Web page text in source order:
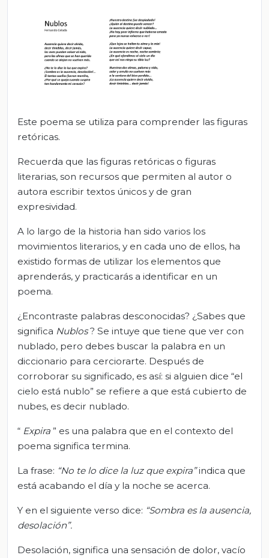
Este poema se utiliza para comprender las figuras
retóricas.
Recuerda que las figuras retóricas o figuras
literarias, son recursos que permiten al autor o
autora escribir textos únicos y de gran
expresividad.
A lo largo de la historia han sido varios los
movimientos literarios, y en cada uno de ellos, ha
existido formas de utilizar los elementos que
aprenderás, y practicarás a identificar en un
poema.
¿Encontraste palabras desconocidas? ¿Sabes que
significa Nublos? Se intuye que tiene que ver con
nublado, pero debes buscar la palabra en un
diccionario para cerciorarte. Después de
corroborar su significado, es así: si alguien dice “el
cielo está nublo” se refiere a que está cubierto de
nubes, es decir nublado.
“ Expira ” es una palabra que en el contexto del
poema significa termina.
La frase: “No te lo dice la luz que expira”indica que
está acabando el día y la noche se acerca.
Y en el siguiente verso dice: “Sombra es la ausencia,
desolación”.
Desolación, significa una sensación de dolor, vacío